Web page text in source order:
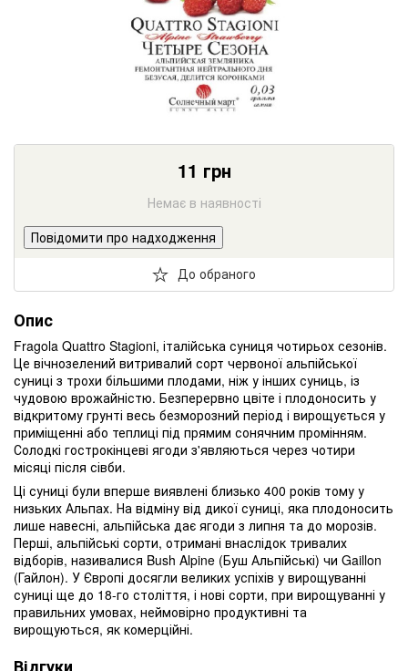
11 грн
Немає в наявності
Повідомити про надходження
До обраного
Опис
Fragola Quattro Stagioni, італійська суниця чотирьох сезонів.
Це вічнозелений витривалий сорт червоної альпійської
суниці з трохи більшими плодами, ніж у інших суниць, із
чудовою врожайністю. Безперервно цвіте і плодоносить у
відкритому грунті весь безморозний період і вирощується у
приміщенні або теплиці під прямим сонячним промінням.
Солодкі гострокінцеві ягоди з'являються через чотири
місяці після сівби.
Ці суниці були вперше виявлені близько 400 років тому у
низьких Альпах. На відміну від дикої суниці, яка плодоносить
лише навесні, альпійська дає ягоди з липня та до морозів.
Перші, альпійські сорти, отримані внаслідок тривалих
відборів, називалися Bush Alpine (Буш Альпійські) чи Gaillon
(Гайлон). У Європі досягли великих успіхів у вирощуванні
суниці ще до 18-го століття, і нові сорти, при вирощуванні у
правильних умовах, неймовірно продуктивні та
вирощуються, як комерційні.
Відгуки